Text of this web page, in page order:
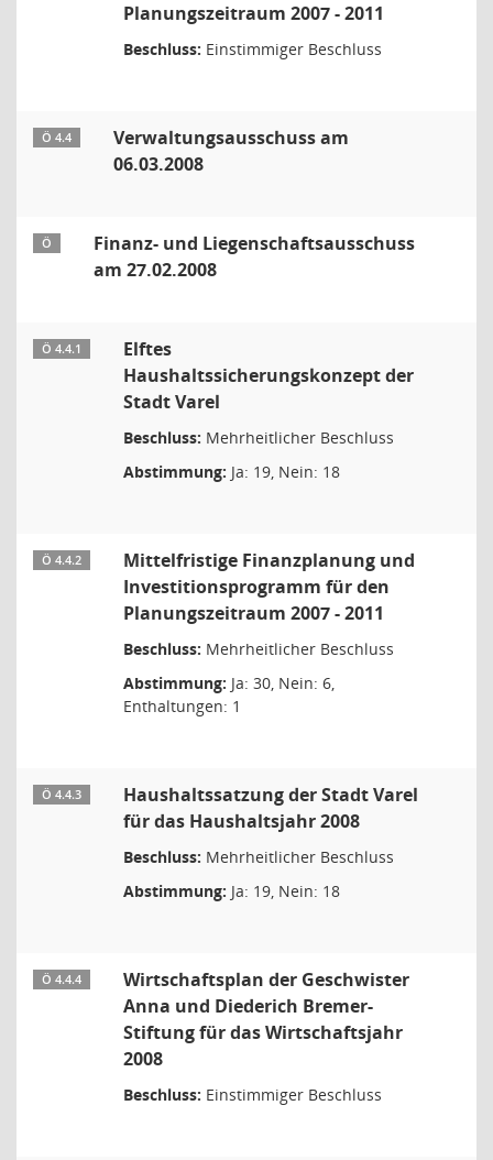
Planungszeitraum 2007 - 2011
Beschluss: Einstimmiger Beschluss
Ö 4.4
Verwaltungsausschuss am
06.03.2008
Ö
Finanz- und Liegenschaftsausschuss
am 27.02.2008
Ö 4.4.1
Elftes
Haushaltssicherungskonzept der
Stadt Varel
Beschluss: Mehrheitlicher Beschluss
Abstimmung: Ja: 19, Nein: 18
Ö 4.4.2
Mittelfristige Finanzplanung und
Investitionsprogramm für den
Planungszeitraum 2007 - 2011
Beschluss: Mehrheitlicher Beschluss
Abstimmung: Ja: 30, Nein: 6,
Enthaltungen: 1
Ö 4.4.3
Haushaltssatzung der Stadt Varel
für das Haushaltsjahr 2008
Beschluss: Mehrheitlicher Beschluss
Abstimmung: Ja: 19, Nein: 18
Ö 4.4.4
Wirtschaftsplan der Geschwister
Anna und Diederich Bremer-
Stiftung für das Wirtschaftsjahr
2008
Beschluss: Einstimmiger Beschluss